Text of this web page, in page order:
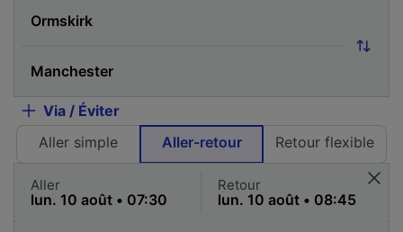
Via / Éviter
Aller simple
Aller-retour Retour flexible
Aller Retour